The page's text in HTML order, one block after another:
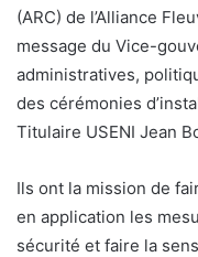
(ARC) de l’Alliance
message du Vice-
administratives,
des cérémonies
Titulaire USENI Jean
Ils ont la mission de
en application les
sécurité et faire la